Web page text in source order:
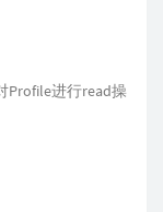
Profile进行read操